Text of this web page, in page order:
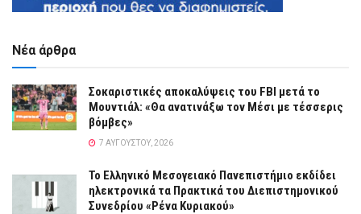
Νέα άρθρα
Σοκαριστικές αποκαλύψεις του FBI μετά το
Μουντιάλ: «Θα ανατινάξω τον Μέσι με τέσσερις
βόμβες»
7 ΑΥΓΟΎΣΤΟΥ, 2026
Το Ελληνικό Μεσογειακό Πανεπιστήμιο εκδίδει
ηλεκτρονικά τα Πρακτικά του Διεπιστημονικού
Συνεδρίου «Ρένα Κυριακού»